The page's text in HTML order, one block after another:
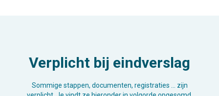
Verplicht bij eindverslag
Sommige stappen, documenten, registraties … zijn